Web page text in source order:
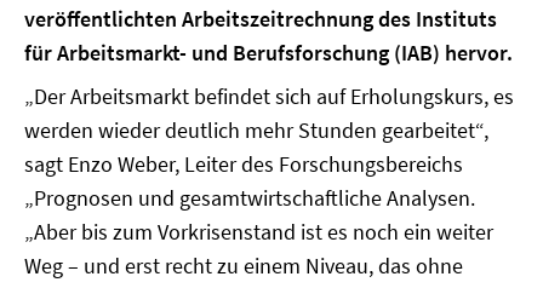
veröffentlichten Arbeitszeitrechnung des Instituts
für Arbeitsmarkt- und Berufsforschung (IAB) hervor.
„Der Arbeitsmarkt befindet sich auf Erholungskurs, es
werden wieder deutlich mehr Stunden gearbeitet“,
sagt Enzo Weber, Leiter des Forschungsbereichs
„Prognosen und gesamtwirtschaftliche Analysen.
„Aber bis zum Vorkrisenstand ist es noch ein weiter
Weg – und erst recht zu einem Niveau, das ohne